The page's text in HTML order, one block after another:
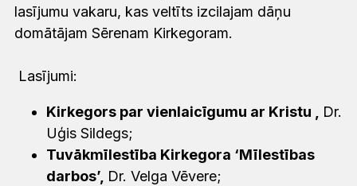
lasījumu vakaru, kas veltīts izcilajam dāņu
domātājam Sērenam Kirkegoram.
Lasījumi:
Kirkegors par vienlaicīgumu ar Kristu , Dr.
Uģis Sildegs;
Tuvākmīlestība Kirkegora ‘Mīlestības
darbos’, Dr. Velga Vēvere;